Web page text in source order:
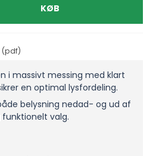
KØB
(pdf)
i massivt messing med klart
en optimal lysfordeling.
belysning nedad- og ud af
funktionelt valg.